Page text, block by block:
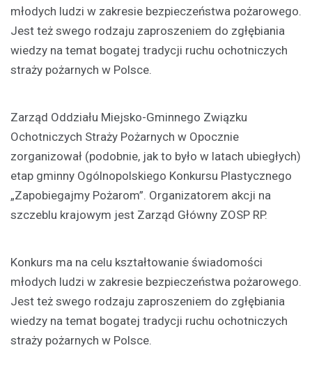
młodych ludzi w zakresie bezpieczeństwa pożarowego.
Jest też swego rodzaju zaproszeniem do zgłębiania
wiedzy na temat bogatej tradycji ruchu ochotniczych
straży pożarnych w Polsce.
Zarząd Oddziału Miejsko-Gminnego Związku
Ochotniczych Straży Pożarnych w Opocznie
zorganizował (podobnie, jak to było w latach ubiegłych)
etap gminny Ogólnopolskiego Konkursu Plastycznego
„Zapobiegajmy Pożarom”. Organizatorem akcji na
szczeblu krajowym jest Zarząd Główny ZOSP RP.
Konkurs ma na celu kształtowanie świadomości
młodych ludzi w zakresie bezpieczeństwa pożarowego.
Jest też swego rodzaju zaproszeniem do zgłębiania
wiedzy na temat bogatej tradycji ruchu ochotniczych
straży pożarnych w Polsce.